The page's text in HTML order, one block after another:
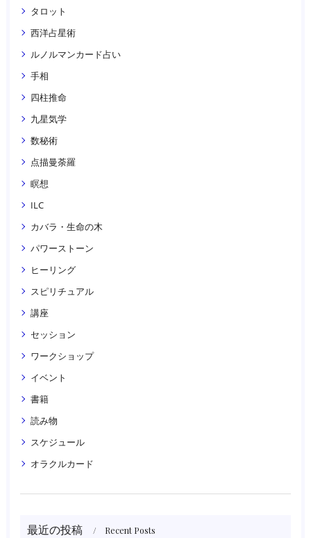
タロット
西洋占星術
ルノルマンカード占い
手相
四柱推命
九星気学
数秘術
点描曼荼羅
瞑想
ILC
カバラ・生命の木
パワーストーン
ヒーリング
スピリチュアル
講座
セッション
ワークショップ
イベント
書籍
読み物
スケジュール
オラクルカード
最近の投稿 Recent Posts